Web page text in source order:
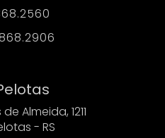
Almeida, 1211
- RS